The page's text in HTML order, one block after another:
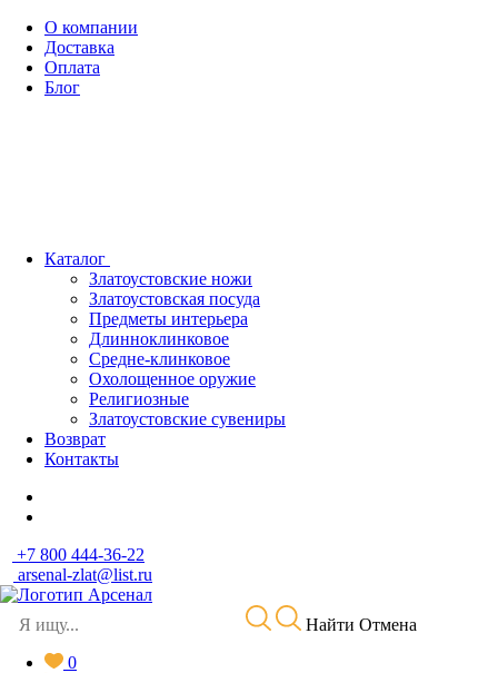
О компании
Доставка
Оплата
Блог
Каталог
Златоустовские ножи
Златоустовская посуда
Предметы интерьера
Длинноклинковое
Средне-клинковое
Охолощенное оружие
Религиозные
Златоустовские сувениры
Возврат
Контакты
+7 800 444-36-22
arsenal-zlat@list.ru
Найти Отмена
0